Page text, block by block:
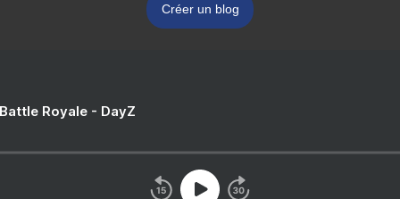
Créer un blog
Royale - DayZ